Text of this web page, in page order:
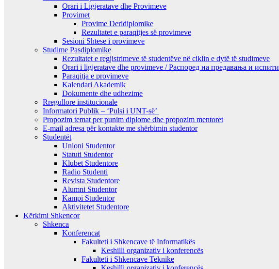
Orari i Ligjeratave dhe Provimeve
Provimet
Provime Deridiplomike
Rezultatet e paraqitjes së provimeve
Sesioni Shtese i provimeve
Studime Pasdiplomike
Rezultatet e regjistrimeve të studentëve në ciklin e dytë të studimeve
Orari i ligjeratave dhe provimeve / Распоред на предавањa и испити
Paraqitja e provimeve
Kalendari Akademik
Dokumente dhe udhezime
Rregullore institucionale
Informatori Publik – ‘Pulsi i UNT-së’
Propozim temat per punim diplome dhe propozim mentoret
E-mail adresa për kontakte me shërbimin studentor
Studentët
Unioni Studentor
Statuti Studentor
Klubet Studentore
Radio Studenti
Revista Studentore
Alumni Studentor
Kampi Studentor
Aktivitetet Studentore
Kërkimi Shkencor
Shkenca
Konferencat
Fakulteti i Shkencave të Informatikës
Keshilli organizativ i konferencës
Fakulteti i Shkencave Teknike